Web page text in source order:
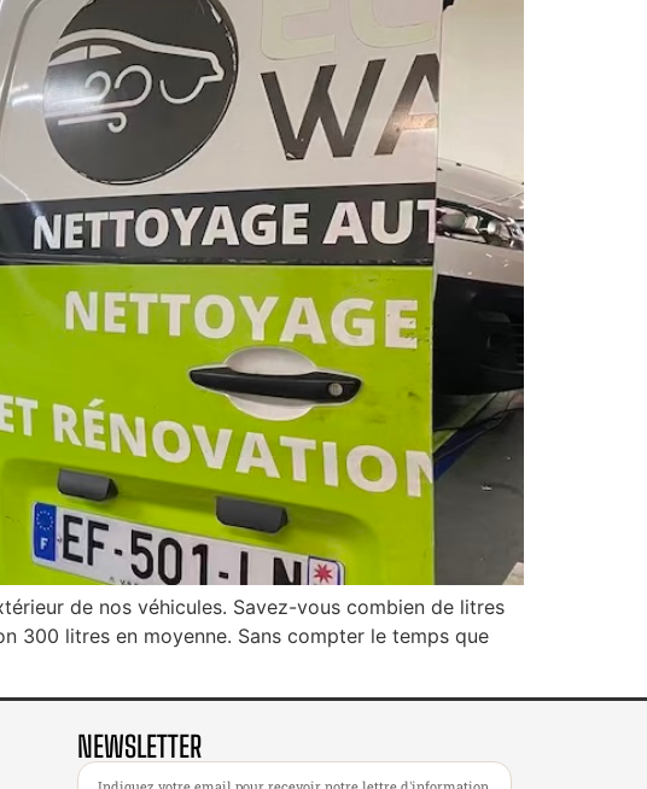
de nos véhicules. Savez-vous combien de litres
300 litres en moyenne. Sans compter le temps que
NEWSLETTER